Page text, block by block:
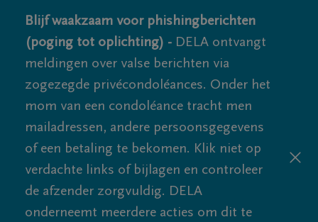
Blijf waakzaam voor phishingberichten
(poging tot oplichting) - DELA ontvangt
meldingen over valse berichten via
zogezegde privécondoléances. Onder het
mom van een condoléance tracht men
mailadressen, andere persoonsgegevens
of een betaling te bekomen. Klik niet op
verdachte links of bijlagen en controleer
de afzender zorgvuldig. DELA
onderneemt meerdere acties om dit te